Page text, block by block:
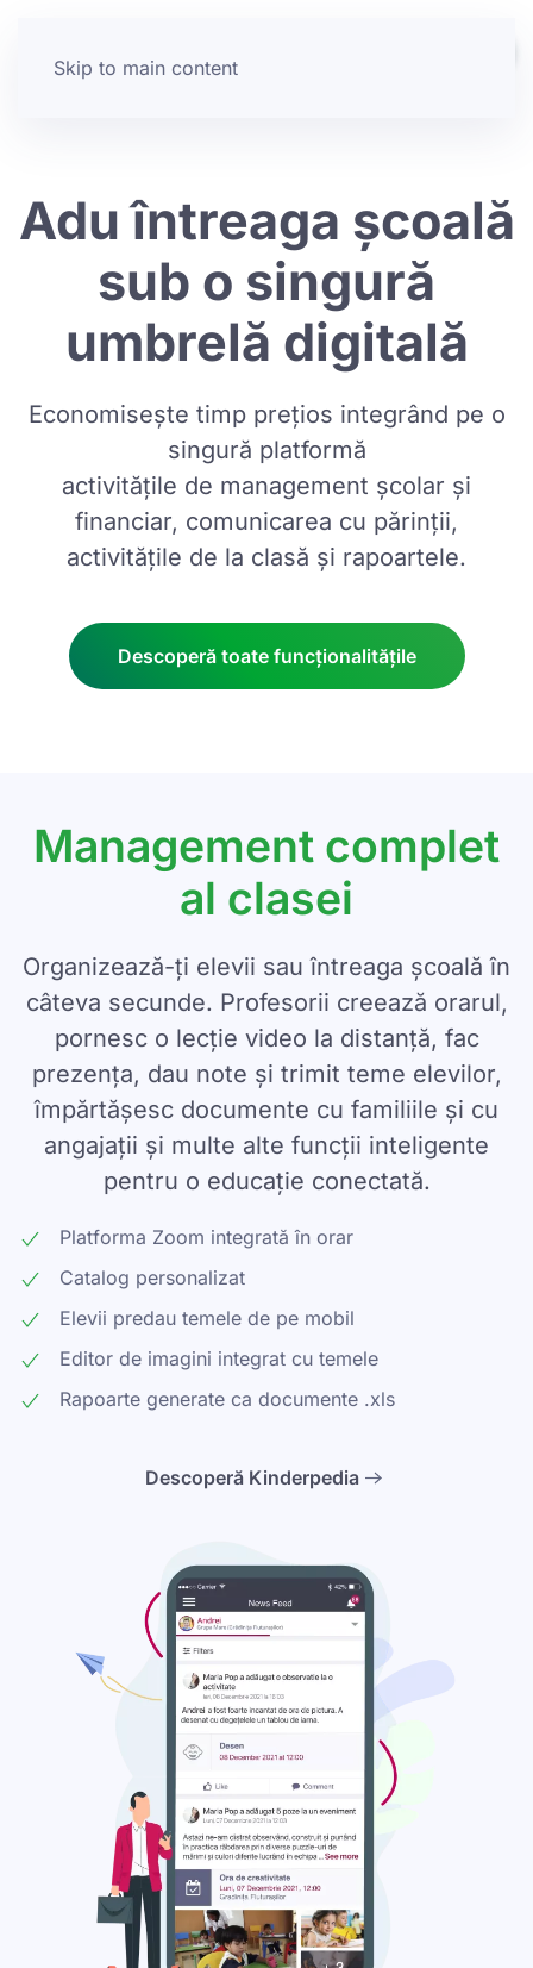
Skip to main content
Adu întreaga școală
sub o singură
umbrelă digitală
Economisește timp prețios integrând pe o
singură platformă
activitățile de management școlar și
financiar, comunicarea cu părinții,
activitățile de la clasă și rapoartele.
Descoperă toate funcționalitățile
Management complet
al clasei
Organizează-ți elevii sau întreaga școală în
câteva secunde. Profesorii creează orarul,
pornesc o lecție video la distanță, fac
prezența, dau note și trimit teme elevilor,
împărtășesc documente cu familiile și cu
angajații și multe alte funcții inteligente
pentru o educație conectată.
Platforma Zoom integrată în orar
Catalog personalizat
Elevii predau temele de pe mobil
Editor de imagini integrat cu temele
Rapoarte generate ca documente .xls
Descoperă Kinderpedia